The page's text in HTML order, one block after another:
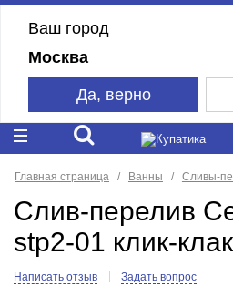
Ваш город
Москва
Да, верно
Главная страница Ванны Сливы-
Слив-перелив
stp2-01 клик-клак
Написать отзыв Задать вопрос